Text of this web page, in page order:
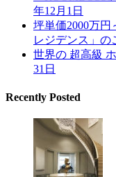
年12月1日
坪単価2000万
レジデンス」の
世界の 超高級
31日
Recently Posted